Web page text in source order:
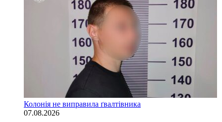
Колонія не виправила ґвалтівника
07.08.2026